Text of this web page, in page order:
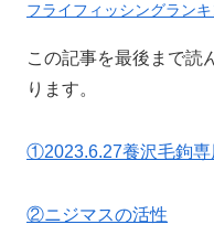
フライフィッシングラン
この記事を最後まで読
ります。
①2023.6.27養沢毛鉤専
②ニジマスの活性